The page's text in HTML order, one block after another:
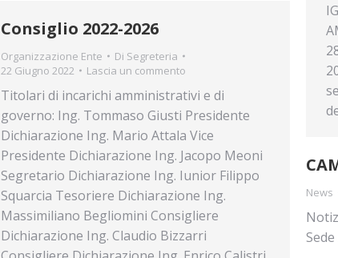
Consiglio 2022-2026
Organizzazione Ente Di Segreteria
22 Giugno 2022
Lascia un commento
Titolari di incarichi amministrativi e di
governo: Ing. Tommaso Giusti Presidente
Dichiarazione Ing. Mario Attala Vice
Presidente Dichiarazione Ing. Jacopo Meoni
Segretario Dichiarazione Ing. Iunior Filippo
Squarcia Tesoriere Dichiarazione Ing.
Massimiliano Begliomini Consigliere
Dichiarazione Ing. Claudio Bizzarri
News